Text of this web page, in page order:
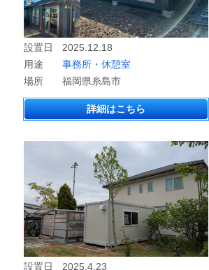
設置日
2025.12.18
用途
事務所・休憩室
場所
福岡県糸島市
詳細はこちら
設置日
2025.4.23